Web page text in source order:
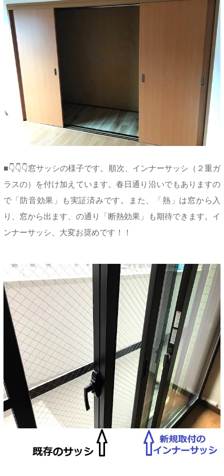
■👇👇👇窓サッシの様子です。順次、インナーサッシ（２重ガ
ラスの）を付け加えています。春日通り沿いでもありますの
で「防音効果」も実証済みです。また、「熱」は窓から入
り、窓から出ます、の通り「断熱効果」も期待できます。イ
ンナーサッシ、大変お奨めです！！